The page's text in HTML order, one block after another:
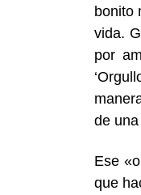
bonito
vida.
por
de
Ese
que